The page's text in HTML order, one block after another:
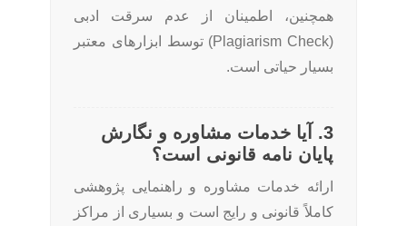
همچنین، اطمینان از عدم سرقت ادبی
(Plagiarism Check) توسط ابزارهای معتبر
بسیار حیاتی است.
3. آیا خدمات مشاوره و نگارش
پایان نامه قانونی است؟
ارائه خدمات مشاوره و راهنمایی پژوهشی
کاملاً قانونی و رایج است و بسیاری از مراکز